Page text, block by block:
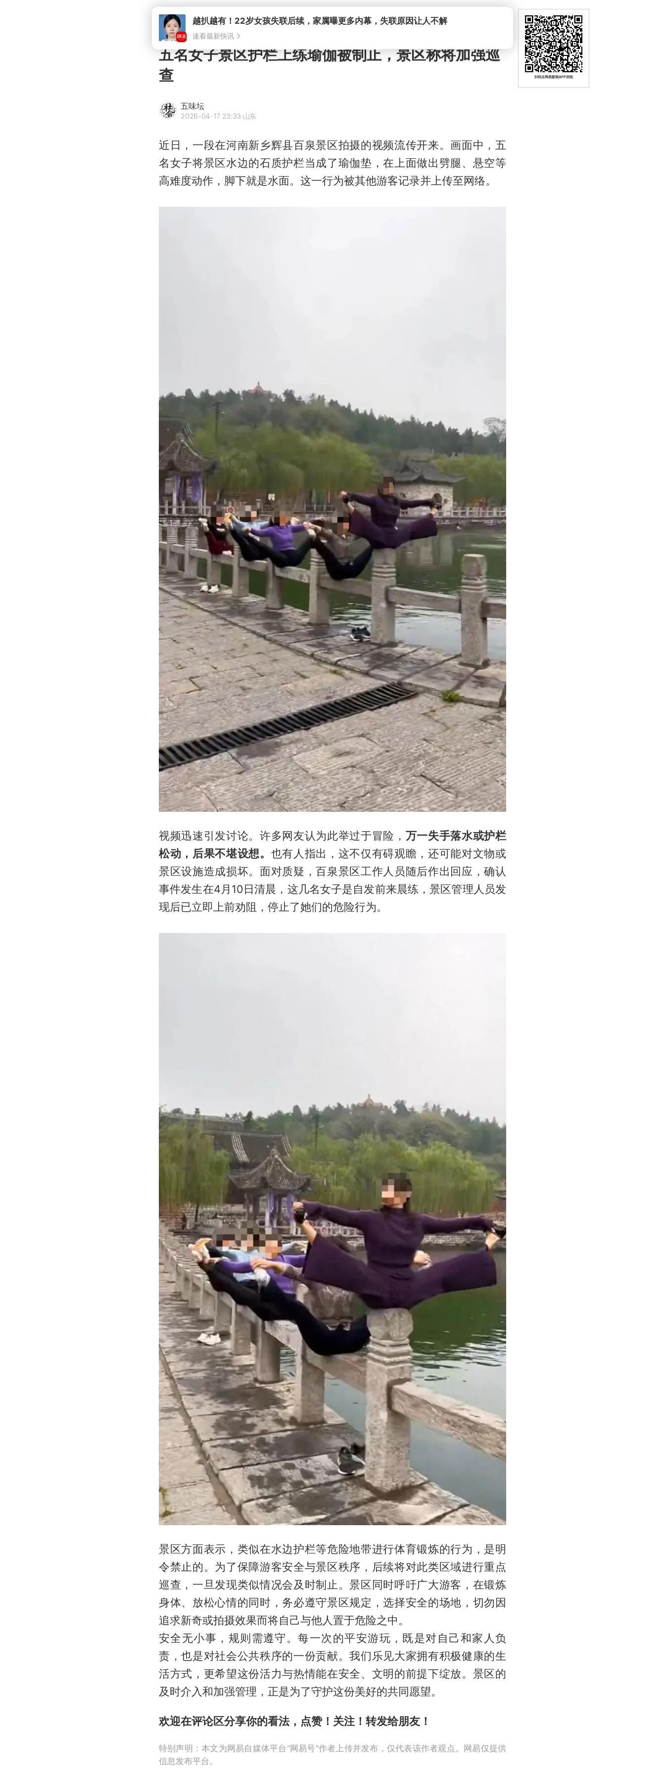
越扒越有！22岁女孩失联后续，家属曝更多内幕，失联原因让人不解
速看最新快讯
五名女子景区护栏上练瑜伽被制止，景区称将加强巡
查
五味坛
2026-04-17 23:33·山东
近日，一段在河南新乡辉县百泉景区拍摄的视频流传开来。画面中，五
名女子将景区水边的石质护栏当成了瑜伽垫，在上面做出劈腿、悬空等
高难度动作，脚下就是水面。这一行为被其他游客记录并上传至网络。
视频迅速引发讨论。许多网友认为此举过于冒险， 万一失手落水或护栏
松动，后果不堪设想。 也有人指出，这不仅有碍观瞻，还可能对文物或
景区设施造成损坏。面对质疑，百泉景区工作人员随后作出回应，确认
事件发生在4月10日清晨，这几名女子是自发前来晨练，景区管理人员发
现后已立即上前劝阻，停止了她们的危险行为。
景区方面表示，类似在水边护栏等危险地带进行体育锻炼的行为，是明
令禁止的。为了保障游客安全与景区秩序，后续将对此类区域进行重点
巡查，一旦发现类似情况会及时制止。景区同时呼吁广大游客，在锻炼
身体、放松心情的同时，务必遵守景区规定，选择安全的场地，切勿因
追求新奇或拍摄效果而将自己与他人置于危险之中。
安全无小事，规则需遵守。每一次的平安游玩，既是对自己和家人负
责，也是对社会公共秩序的一份贡献。我们乐见大家拥有积极健康的生
活方式，更希望这份活力与热情能在安全、文明的前提下绽放。景区的
及时介入和加强管理，正是为了守护这份美好的共同愿望。
欢迎在评论区分享你的看法，点赞！关注！转发给朋友！
特别声明：本文为网易自媒体平台“网易号”作者上传并发布，仅代表该作者观点。网易仅提供
信息发布平台。
扫码去网易新闻APP浏览